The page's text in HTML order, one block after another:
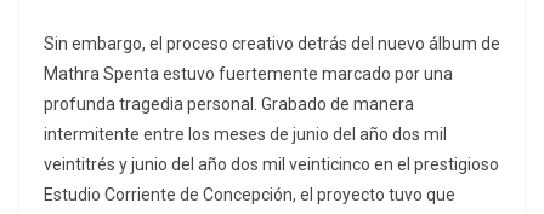
Sin embargo, el proceso creativo detrás del nuevo álbum de
Mathra Spenta estuvo fuertemente marcado por una
profunda tragedia personal. Grabado de manera
intermitente entre los meses de junio del año dos mil
veintitrés y junio del año dos mil veinticinco en el prestigioso
Estudio Corriente de Concepción, el proyecto tuvo que